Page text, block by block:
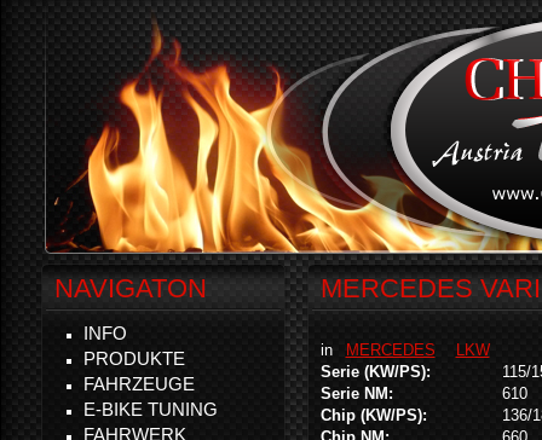
MERCEDES
in MERCEDES
LKW
Serie (KW/PS):
115/
Serie NM:
610
Chip (KW/PS):
136/
NAVIGATON
INFO
PRODUKTE
FAHRZEUGE
E-BIKE TUNING
FAHRWERK